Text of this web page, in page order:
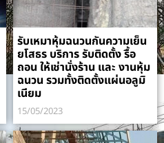
รับเหมาหุ้มฉนวนกันความเย็น
ยโสธร บริการ รับติดตั้ง รื้อ
ถอน ให้เช่านั่งร้าน และ งานหุ้ม
ฉนวน รวมทั้งติดตั้งแผ่นอลูมิ
เนียม
15/05/2023